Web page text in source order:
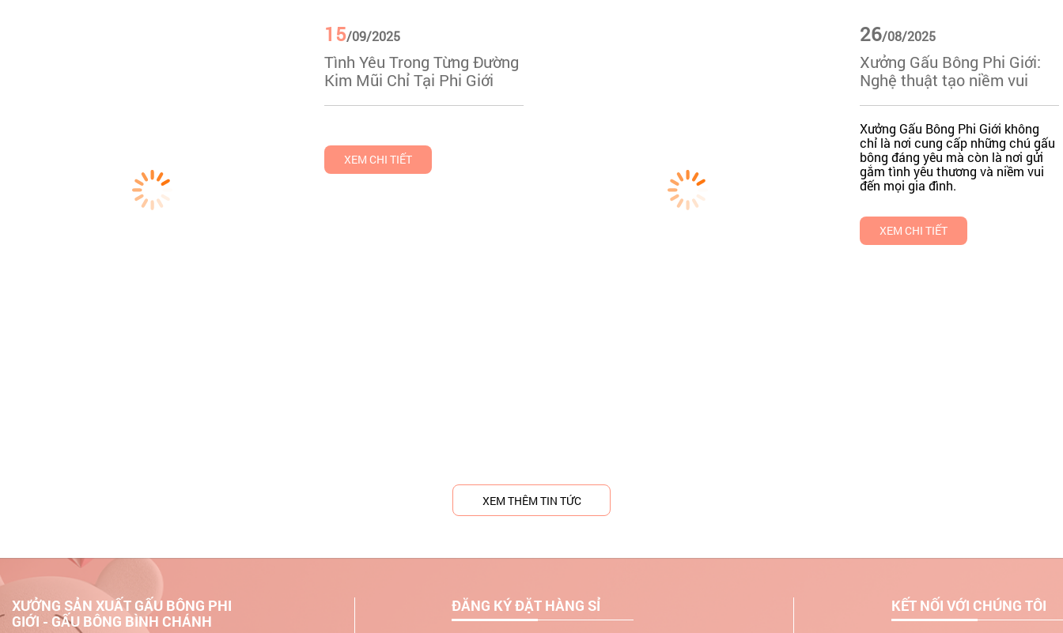
15/09/2025
Tình Yêu Trong Từng Đường
Kim Mũi Chỉ Tại Phi Giới
XEM CHI TIẾT
26/08/2025
Xưởng Gấu Bông Phi Giới:
Nghệ thuật tạo niềm vui
Xưởng Gấu Bông Phi Giới không
chỉ là nơi cung cấp những chú gấu
bông đáng yêu mà còn là nơi gửi
gắm tình yêu thương và niềm vui
đến mọi gia đình.
XEM CHI TIẾT
XEM THÊM TIN TỨC
XƯỞNG SẢN XUẤT GẤU BÔNG PHI
GIỚI - GẤU BÔNG BÌNH CHÁNH
ĐĂNG KÝ ĐẶT HÀNG SỈ KẾT NỐI VỚI CHÚNG TÔI